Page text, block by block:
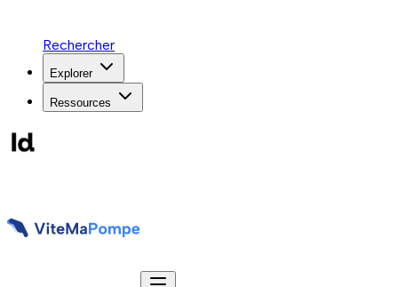
Rechercher
Explorer
Ressources